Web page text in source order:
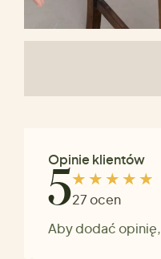
Opinie klientów
527 ocen
Aby dodać opinię,